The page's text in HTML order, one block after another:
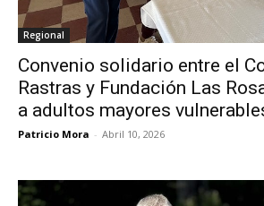
Regional
Convenio solidario entre el
Rastras y Fundación Las
a adultos mayores
Patricio Mora - Abril 10, 2026